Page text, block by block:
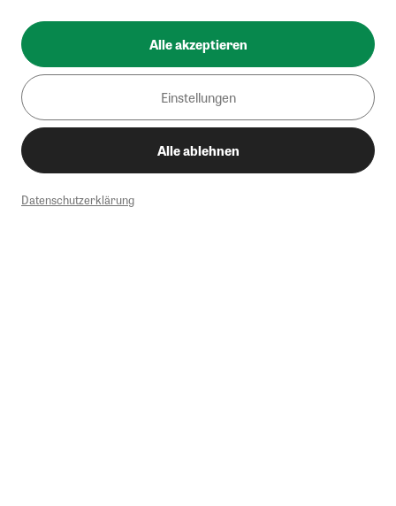
Alle akzeptieren
Einstellungen
Alle ablehnen
Datenschutzerklärung